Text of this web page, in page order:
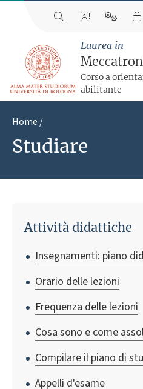
Laurea in
Corso a
abilitante
Home
Studiare
Attività didattiche
Insegnamenti: piano
Orario delle lezioni
Frequenza delle lezioni
Cosa sono e come
Compilare il piano di
Appelli d'esame